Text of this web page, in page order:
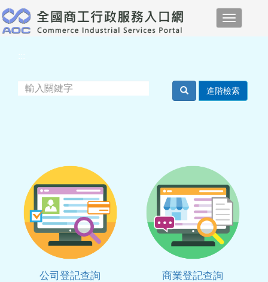
跳
到
主
Toggle
:::
進階檢索
公司登記查詢 商業登記查詢